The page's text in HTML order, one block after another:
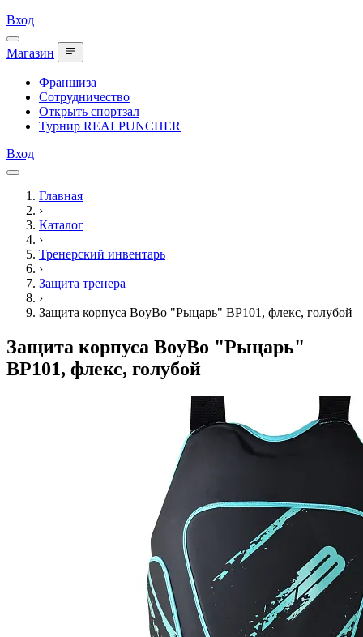
Вход
Магазин
Франшиза
Сотрудничество
Открыть спортзал
Турнир REALPUNCHER
Вход
Главная
›
Каталог
›
Тренерский инвентарь
›
Защита тренера
›
Защита корпуса BoyBo "Рыцарь" BP101, флекс, голубой
Защита корпуса BoyBo "Рыцарь"
BP101, флекс, голубой